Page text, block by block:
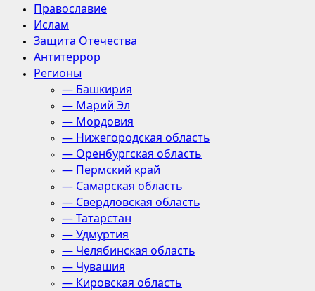
Православие
Ислам
Защита Отечества
Антитеррор
Регионы
— Башкирия
— Марий Эл
— Мордовия
— Нижегородская область
— Оренбургская область
— Пермский край
— Самарская область
— Свердловская область
— Татарстан
— Удмуртия
— Челябинская область
— Чувашия
— Кировская область